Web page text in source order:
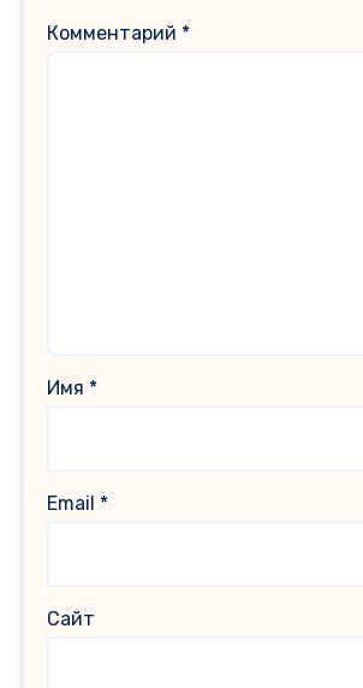
Комментарий *
Имя *
Email *
Сайт